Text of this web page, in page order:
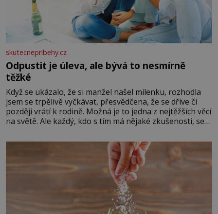
skutecnepribehy.cz
Odpustit je úleva, ale bývá to nesmírně
těžké
Když se ukázalo, že si manžel našel milenku, rozhodla
jsem se trpělivě vyčkávat, přesvědčena, že se dříve či
později vrátí k rodině. Možná je to jedna z nejtěžších věcí
na světě. Ale každý, kdo s tím má nějaké zkušenosti, se
Když se ke mně doneslo, že si manžel pořídil milenku,